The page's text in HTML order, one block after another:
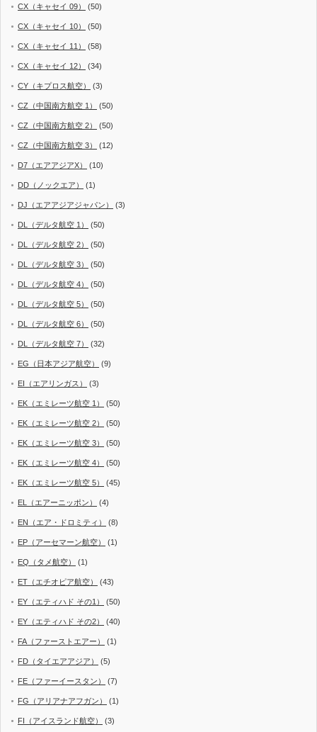
CX（キャセイ 09） (50)
CX（キャセイ 10） (50)
CX（キャセイ 11） (58)
CX（キャセイ 12） (34)
CY（キプロス航空） (3)
CZ（中国南方航空 1） (50)
CZ（中国南方航空 2） (50)
CZ（中国南方航空 3） (12)
D7（エアアジアX） (10)
DD（ノックエア） (1)
DJ（エアアジアジャパン） (3)
DL（デルタ航空 1） (50)
DL（デルタ航空 2） (50)
DL（デルタ航空 3） (50)
DL（デルタ航空 4） (50)
DL（デルタ航空 5） (50)
DL（デルタ航空 6） (50)
DL（デルタ航空 7） (32)
EG（日本アジア航空） (9)
EI（エアリンガス） (3)
EK（エミレーツ航空 1） (50)
EK（エミレーツ航空 2） (50)
EK（エミレーツ航空 3） (50)
EK（エミレーツ航空 4） (50)
EK（エミレーツ航空 5） (45)
EL（エアーニッポン） (4)
EN（エア・ドロミティ） (8)
EP（アーセマーン航空） (1)
EQ（タメ航空） (1)
ET（エチオピア航空） (43)
EY（エティハド その1） (50)
EY（エティハド その2） (40)
FA（ファーストエアー） (1)
FD（タイエアアジア） (5)
FE（ファーイースタン） (7)
FG（アリアナアフガン） (1)
FI（アイスランド航空） (3)